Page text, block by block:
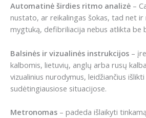
Automatinė širdies ritmo analizė –
nustato, ar reikalingas šokas, tad net ir
mygtuką, defibriliacija nebus atlikta be
Balsinės ir vizualinės instrukcijos –
kalbomis, lietuvių, anglų arba rusų
vizualinius nurodymus, leidžiančius
sudėtingiausiose situacijose.
Metronomas – padeda išlaikyti